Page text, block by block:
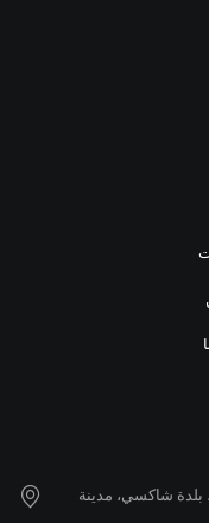
شينتونغ، بلدة شاكسي، مدينة